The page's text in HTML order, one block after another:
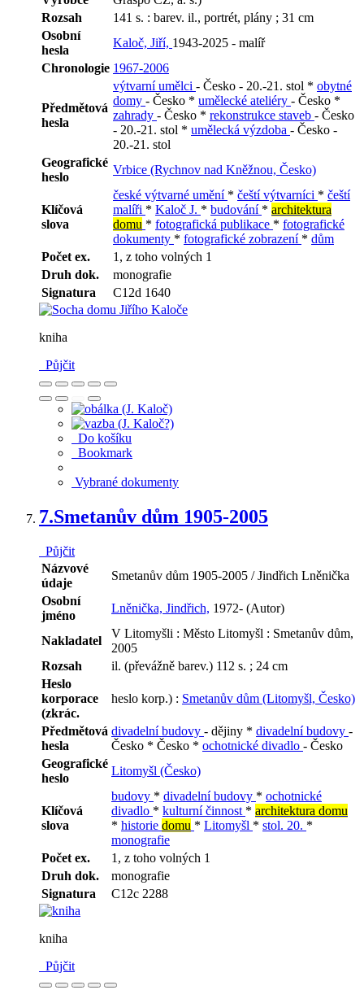
Rozsah
141 s. : barev. il., portrét, plány ; 31 cm
Osobní
hesla
Kaloč, Jiří, 1943-2025 - malíř
Chronologie 1967-2006
Předmětová
hesla
výtvarní umělci - Česko - 20.-21. stol * obytné
domy - Česko * umělecké ateliéry - Česko *
zahrady - Česko * rekonstrukce staveb - Česko
- 20.-21. stol * umělecká výzdoba - Česko -
20.-21. stol
Geografické
heslo
Vrbice (Rychnov nad Kněžnou, Česko)
Klíčová
slova
české výtvarné umění * čeští výtvarníci * čeští
malíři * Kaloč J. * budování * architektura
domu * fotografická publikace * fotografické
dokumenty * fotografické zobrazení * dům
Počet ex.
1, z toho volných 1
Druh dok.
monografie
Signatura
C12d 1640
kniha
Půjčit
Do košíku
Bookmark
Vybrané dokumenty
7.Smetanův dům 1905-2005
Půjčit
Názvové
údaje
Smetanův dům 1905-2005 / Jindřich Lněnička
Osobní
jméno
Lněnička, Jindřich, 1972- (Autor)
Nakladatel
V Litomyšli : Město Litomyšl : Smetanův dům,
2005
Rozsah
il. (převážně barev.) 112 s. ; 24 cm
Heslo
korporace
(zkrác.
heslo korp.) : Smetanův dům (Litomyšl, Česko)
Předmětová
hesla
divadelní budovy - dějiny * divadelní budovy -
Česko * Česko * ochotnické divadlo - Česko
Geografické
heslo
Litomyšl (Česko)
Klíčová
slova
budovy * divadelní budovy * ochotnické
divadlo * kulturní činnost * architektura domu
* historie domu * Litomyšl * stol. 20. *
monografie
Počet ex.
1, z toho volných 1
Druh dok.
monografie
Signatura
C12c 2288
kniha
Půjčit